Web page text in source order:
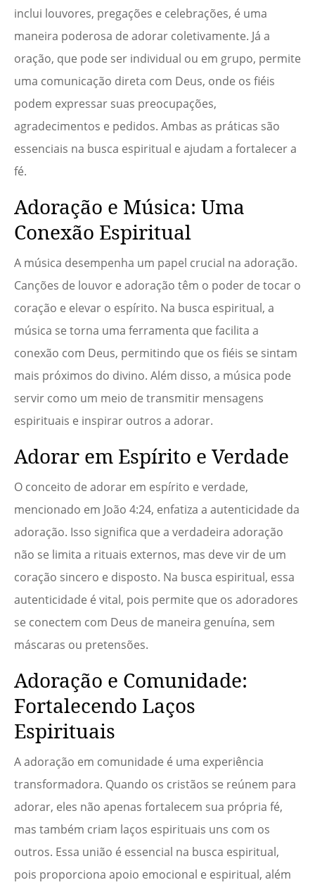
inclui louvores, pregações e celebrações, é uma
maneira poderosa de adorar coletivamente. Já a
oração, que pode ser individual ou em grupo, permite
uma comunicação direta com Deus, onde os fiéis
podem expressar suas preocupações,
agradecimentos e pedidos. Ambas as práticas são
essenciais na busca espiritual e ajudam a fortalecer a
fé.
Adoração e Música: Uma
Conexão Espiritual
A música desempenha um papel crucial na adoração.
Canções de louvor e adoração têm o poder de tocar o
coração e elevar o espírito. Na busca espiritual, a
música se torna uma ferramenta que facilita a
conexão com Deus, permitindo que os fiéis se sintam
mais próximos do divino. Além disso, a música pode
servir como um meio de transmitir mensagens
espirituais e inspirar outros a adorar.
Adorar em Espírito e Verdade
O conceito de adorar em espírito e verdade,
mencionado em João 4:24, enfatiza a autenticidade da
adoração. Isso significa que a verdadeira adoração
não se limita a rituais externos, mas deve vir de um
coração sincero e disposto. Na busca espiritual, essa
autenticidade é vital, pois permite que os adoradores
se conectem com Deus de maneira genuína, sem
máscaras ou pretensões.
Adoração e Comunidade:
Fortalecendo Laços
Espirituais
A adoração em comunidade é uma experiência
transformadora. Quando os cristãos se reúnem para
adorar, eles não apenas fortalecem sua própria fé,
mas também criam laços espirituais uns com os
outros. Essa união é essencial na busca espiritual,
pois proporciona apoio emocional e espiritual, além